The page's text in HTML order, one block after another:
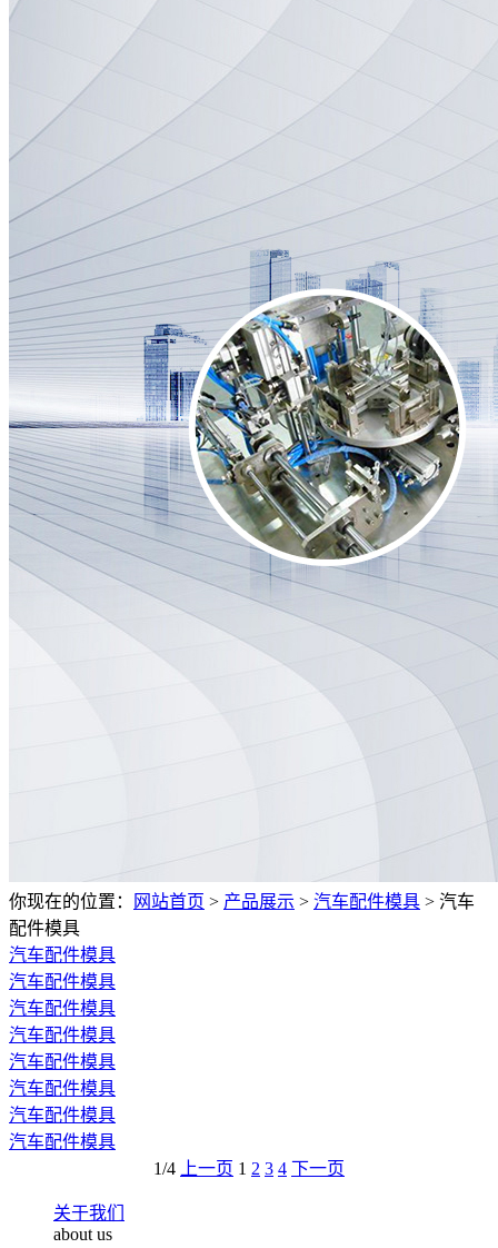
你现在的位置： 网站首页 > 产品展示 > 汽车配件模具 > 汽车
配件模具
汽车配件模具
汽车配件模具
汽车配件模具
汽车配件模具
汽车配件模具
汽车配件模具
汽车配件模具
汽车配件模具
1/4
上一页 1 2 3 4 下一页
关于我们
about us